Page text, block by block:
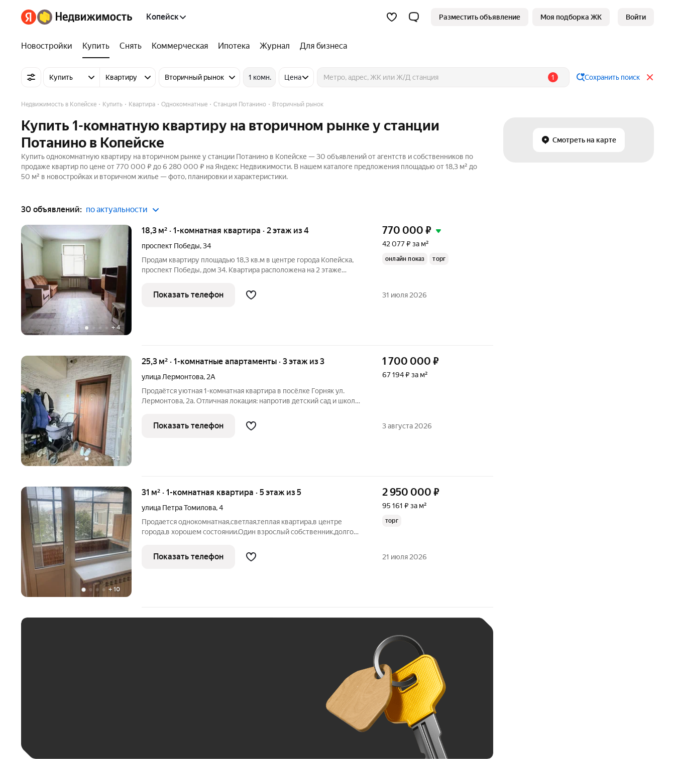
Копейск Разместить объявление Моя подборка ЖК Войти
Новостройки Купить Снять Коммерческая Ипотека Журнал Для бизнеса
Купить Квартиру Вторичный рынок 1 комн. Цена 1 Сохранить поиск
Смотреть на карте
Недвижимость в Копейске Купить Квартира Однокомнатные Станция Потанино Вторичный рынок
Купить 1-комнатную квартиру на вторичном рынке у станции
Потанино в Копейске
Купить однокомнатную квартиру на вторичном рынке у станции Потанино в Копейске — 30 объявлений от агентств и собственников по
продаже квартир по цене от 770 000 ₽ до 6 280 000 ₽ на Яндекс Недвижимости. В нашем каталоге предложения площадью от 18,3 м² до
50 м² в новостройках и вторичном жилье — фото, планировки и характеристики.
30 объявлений: по актуальности
+4
18,3 м² · 1-комнатная квартира · 2 этаж из 4
проспект Победы,34
Продам квартиру площадью 18,3 кв.м в центре города Копейска,
проспект Победы, дом 34. Квартира расположена на 2 этаже
Балкона нет. Статус по документам « КВАРТИРА!»
Инфраструктура: - В
770 000 ₽
42 077 ₽ за м²
онлайн показ торг
Показать телефон 31 июля 2026
+3
25,3 м² · 1-комнатные апартаменты · 3 этаж из 3
улица Лермонтова, 2А
Продаётся уютная 1-комнатная квартира в посёлке Горняк ул.
Лермонтова, 2а. Отличная локация: напротив детский сад и школа,
1 700 000 ₽
67 194 ₽ за м²
Показать телефон 3 августа 2026
+ 10
31 м² · 1-комнатная квартира · 5 этаж из 5
улица Петра Томилова,4
Продается однокомнатная,светлая,теплая квартира,в центре
города,в хорошем состоянии.Один взрослый собственник,долгов
удобное для вас время,по предварительной договоренности.Торг
уместен.
2 950 000 ₽
95 161 ₽ за м²
торг
Показать телефон 21 июля 2026